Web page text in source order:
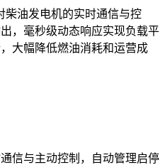
柴油发电机的实时通信与控
，毫秒级动态响应实现负载平
大幅降低燃油消耗和运营成
信与主动控制，自动管理启停